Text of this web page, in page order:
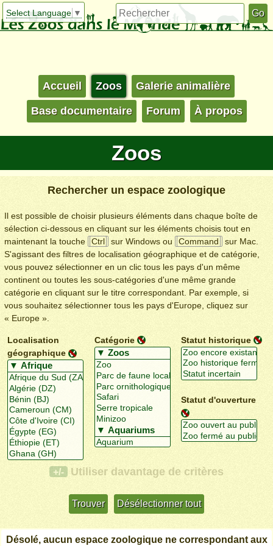
Select Language ▼
Accueil Zoos Galerie animalière
Base documentaire Forum À propos
Zoos
Rechercher un espace zoologique
Il est possible de choisir plusieurs éléments dans chaque boîte de
sélection ci-dessous en cliquant sur les éléments choisis tout en
maintenant la touche
Ctrl sur Windows ou Command
sur Mac.
S'agissant des filtres de localisation géographique et de catégorie,
vous pouvez sélectionner en un clic tous les pays d'un même
continent ou toutes les sous-catégories d'une même grande
catégorie en cliquant sur le titre correspondant. Par exemple, si
vous souhaitez sélectionner tous les pays d'Europe, cliquez sur
« Europe ».
Localisation
géographique
Catégorie Statut historique
Statut d'ouverture
+/- Utiliser davantage de critères
Désolé, aucun espace zoologique ne correspondant aux